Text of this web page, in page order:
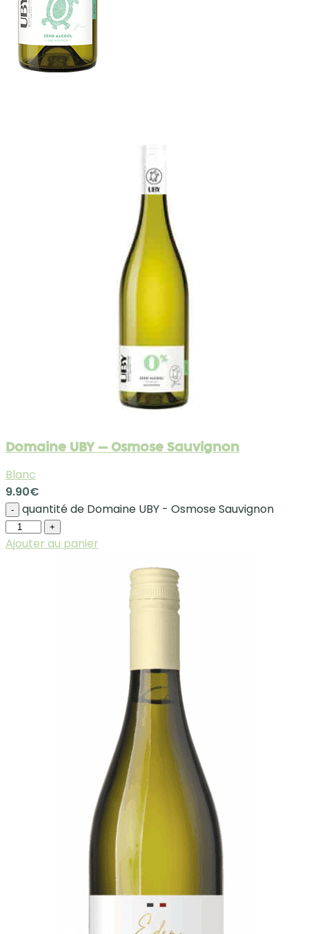
Domaine UBY – Osmose Sauvignon
Blanc
9.90€
- quantité de Domaine UBY - Osmose Sauvignon
+
Ajouter au panier